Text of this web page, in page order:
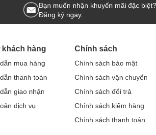
Bạn muốn nhận khuyến mãi đặc biệt?
Đăng ký ngay.
khách hàng
mua hàng
thanh toán
giao nhận
dịch vụ
Chính sách
Chính sách bảo mật
Chính sách vận chuyển
Chính sách đổi trả
Chính sách kiểm hàng
Chính sách thanh toán